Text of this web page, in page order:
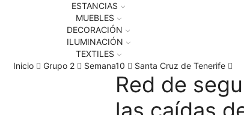
ESTANCIAS
MUEBLES
DECORACIÓN
ILUMINACIÓN
TEXTILES
Inicio
Grupo 2 Semana10 Santa Cruz de Tenerife
Red de